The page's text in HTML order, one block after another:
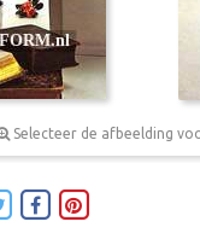
Selecteer de afbeelding